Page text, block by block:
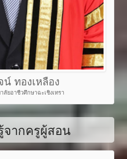
ทองเหลือง
ลัยอาชีวศึกษาฉะเชิงเทรา
จากครูผู้สอน